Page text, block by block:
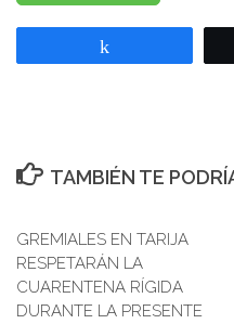
TAMBIÉN TE
GREMIALES EN TARIJA
RESPETARÁN LA
CUARENTENA RÍGIDA
DURANTE LA PRESENTE